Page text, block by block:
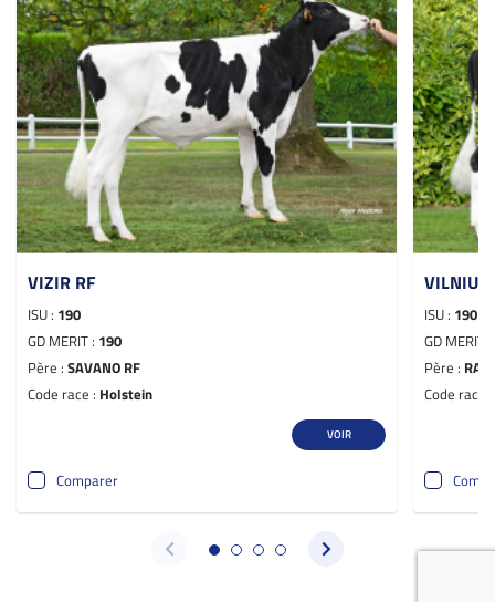
VIZIR RF
ISU : 190
GD MERIT : 190
Père : SAVANO RF
Code race : Holstein
VOIR
Comparer
VILNIUS
ISU : 190
GD MERIT :
Père :
Code race